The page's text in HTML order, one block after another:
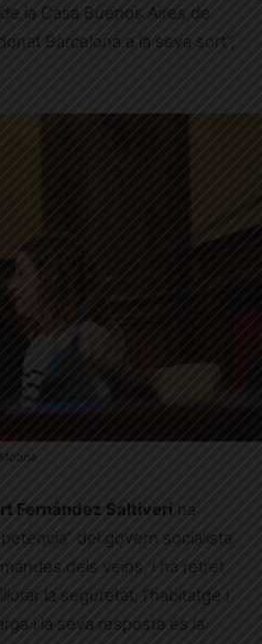
la Casa Buenos Aires de
Barcelona a la seva sort”,
Fernández Saltiveri ha
del govern socialista
dels veïns, i ha retret
la seguretat, l’habitatge i
i la seva resposta és la